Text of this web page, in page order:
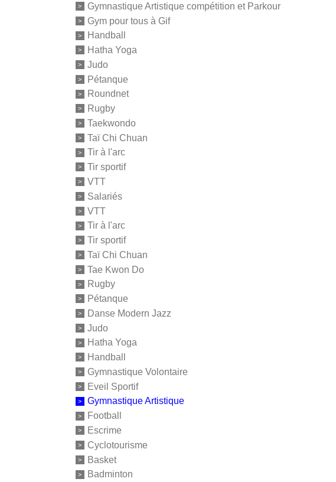
Gymnastique Artistique compétition et Parkour
Gym pour tous à Gif
Handball
Hatha Yoga
Judo
Pétanque
Roundnet
Rugby
Taekwondo
Taï Chi Chuan
Tir à l'arc
Tir sportif
VTT
Salariés
VTT
Tir à l'arc
Tir sportif
Taï Chi Chuan
Tae Kwon Do
Rugby
Pétanque
Danse Modern Jazz
Judo
Hatha Yoga
Handball
Gymnastique Volontaire
Eveil Sportif
Gymnastique Artistique
Football
Escrime
Cyclotourisme
Basket
Badminton